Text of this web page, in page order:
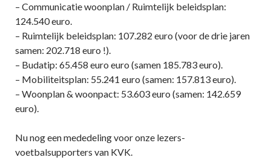
– Communicatie woonplan / Ruimtelijk beleidsplan:
124.540 euro.
– Ruimtelijk beleidsplan: 107.282 euro (voor de drie jaren
samen: 202.718 euro !).
– Budatip: 65.458 euro euro (samen 185.783 euro).
– Mobiliteitsplan: 55.241 euro (samen: 157.813 euro).
– Woonplan & woonpact: 53.603 euro (samen: 142.659
euro).
Nu nog een mededeling voor onze lezers-
voetbalsupporters van KVK.